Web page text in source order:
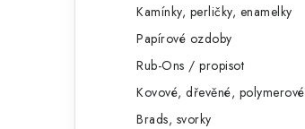
Kamínky, perličky, enamelky
Papírové ozdoby
Rub-Ons / propisot
Kovové, dřevěné, polymerové
Brads, svorky